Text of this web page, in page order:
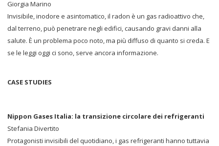
Giorgia Marino
Invisibile, inodore e asintomatico, il radon è un gas radioattivo che,
dal terreno, può penetrare negli edifici, causando gravi danni alla
salute. È un problema poco noto, ma più diffuso di quanto si creda. E
se le leggi oggi ci sono, serve ancora informazione.
CASE STUDIES
Nippon Gases Italia: la transizione circolare dei refrigeranti
Stefania Divertito
Protagonisti invisibili del quotidiano, i gas refrigeranti hanno tuttavia